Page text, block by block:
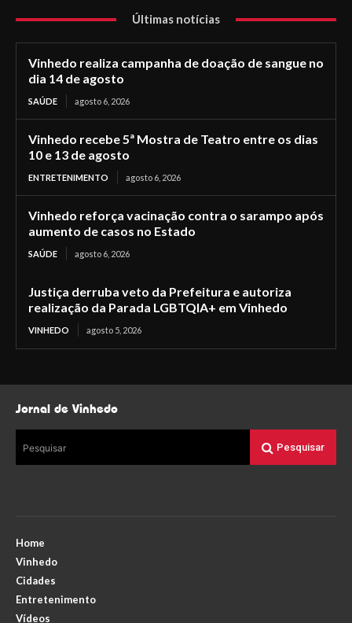
Últimas notícias
Vinhedo realiza campanha de doação de sangue no
dia 14 de agosto
SAÚDE agosto 6, 2026
Vinhedo recebe 5ª Mostra de Teatro entre os dias
10 e 13 de agosto
ENTRETENIMENTO agosto 6, 2026
Vinhedo reforça vacinação contra o sarampo após
aumento de casos no Estado
SAÚDE agosto 6, 2026
Justiça derruba veto da Prefeitura e autoriza
realização da Parada LGBTQIA+ em Vinhedo
VINHEDO agosto 5, 2026
Jornal de Vinhedo
Pesquisar Pesquisar
Home
Vinhedo
Cidades
Entretenimento
Vídeos